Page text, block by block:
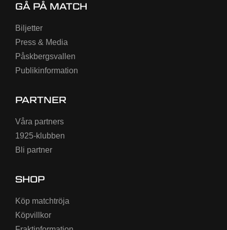
GÅ PÅ MATCH
Biljetter
Press & Media
Påskbergsvallen
Publikinformation
PARTNER
Våra partners
1925-klubben
Bli partner
SHOP
Köp matchtröja
Köpvillkor